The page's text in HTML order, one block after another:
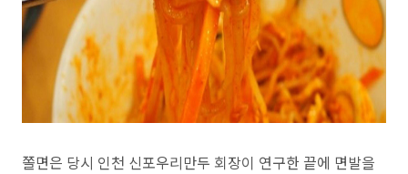
쫄면은 당시 인천 신포우리만두 회장이 연구한 끝에 면발을